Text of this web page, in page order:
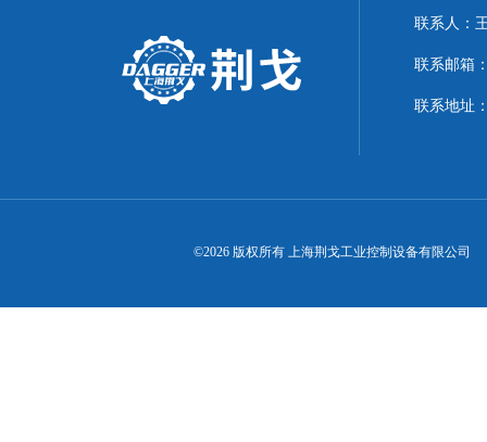
联系人：
联系邮箱
联系地址
©2026 版权所有 上海荆戈工业控制设备有限公司